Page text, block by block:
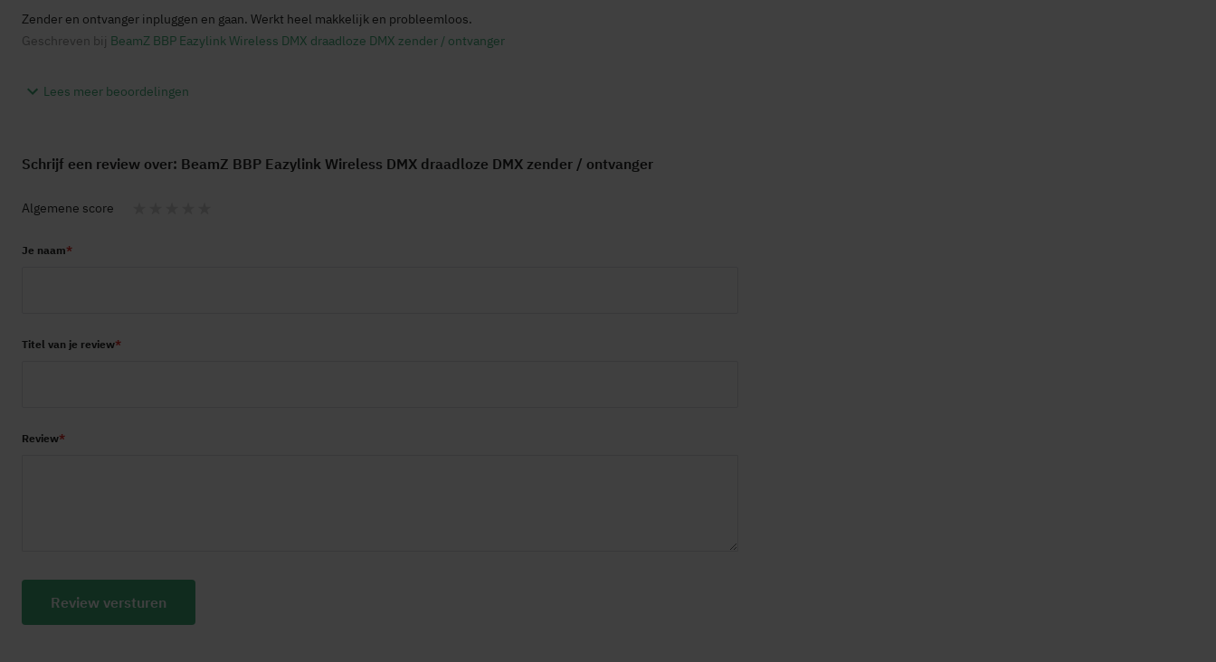
Schrijf een review over: BeamZ BBP Eazylink Wireless DMX draadloze DMX zender / ontvanger
Algemene score
Je naam
Titel van je review
Review
Review versturen
100%
Zender en ontvanger inpluggen en gaan. Werkt heel makkelijk en probleemloos.
Geschreven bij BeamZ BBP Eazylink Wireless DMX draadloze DMX zender / ontvanger
Lees meer beoordelingen